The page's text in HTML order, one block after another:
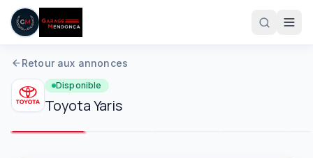
Aller au contenu principal
Retour aux annonces
Disponible
ToyotaYaris